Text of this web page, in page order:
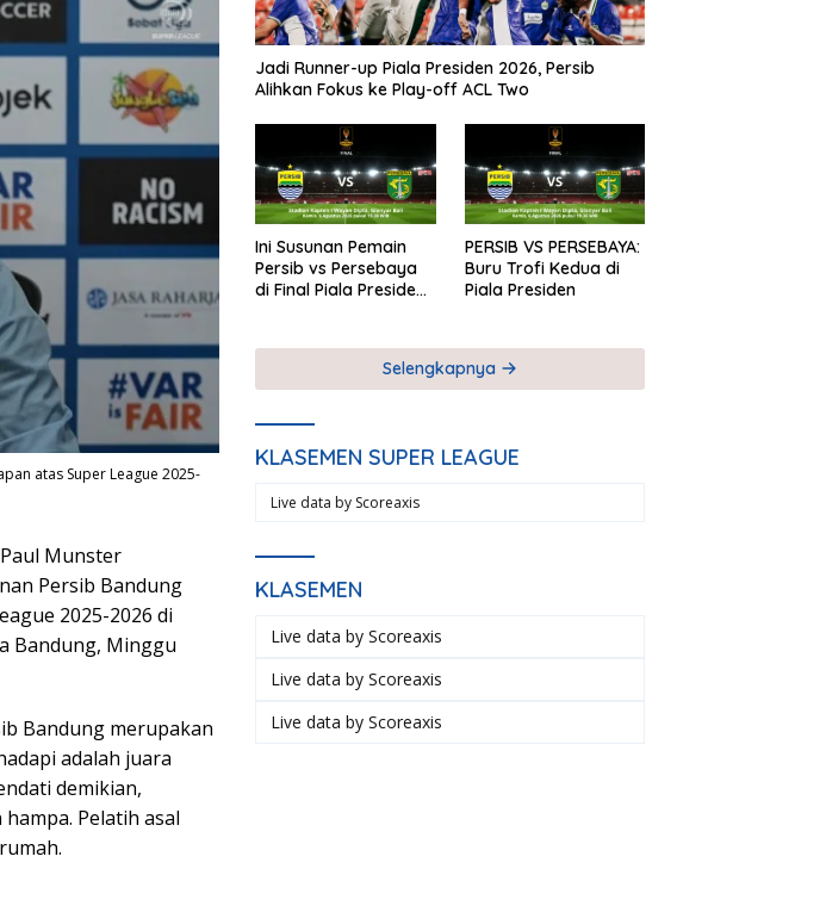
atas Super League 2025-
Munster
Persib Bandung
2025-2026 di
Bandung, Minggu
Bandung merupakan
adalah juara
demikian,
Pelatih asal
Jadi Runner-up Piala Presiden 2026, Persib
Alihkan Fokus ke Play-off ACL Two
Ini Susunan Pemain
Persib vs Persebaya
di Final Piala Presiden
PERSIB VS PERSEBAYA:
Buru Trofi Kedua di
Piala Presiden
Selengkapnya
KLASEMEN SUPER LEAGUE
Live data by Scoreaxis
KLASEMEN
Live data byScoreaxis
Live data byScoreaxis
Live data byScoreaxis